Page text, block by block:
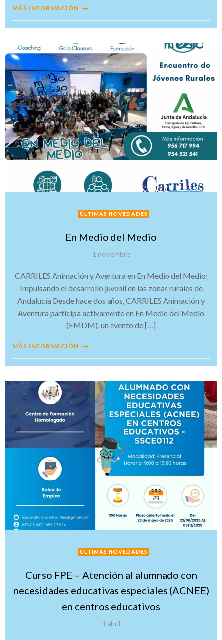
MÁS INFORMACIÓN
ÚLTIMAS NOVEDADES
En Medio del Medio
1 noviembre
CARRILES Animación y Aventura en En Medio del Medio:
Impulsando el desarrollo juvenil en las zonas rurales de
Andalucía Desde hace dos años, CARRILES Animación y
Aventura participa activamente en En Medio del Medio
(EMDM), un evento de […]
MÁS INFORMACIÓN
ÚLTIMAS NOVEDADES
Curso FPE – Atención al alumnado con
necesidades educativas especiales (ACNEE)
en centros educativos
1 abril